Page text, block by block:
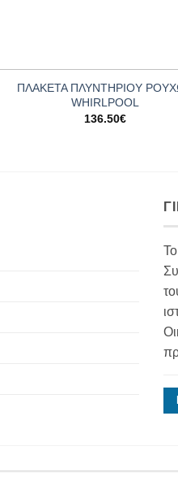
ΠΛΑΚΕΤΑ ΠΛΥΝΤΗΡΙΟΥ
WHIRLPOOL
136.50€